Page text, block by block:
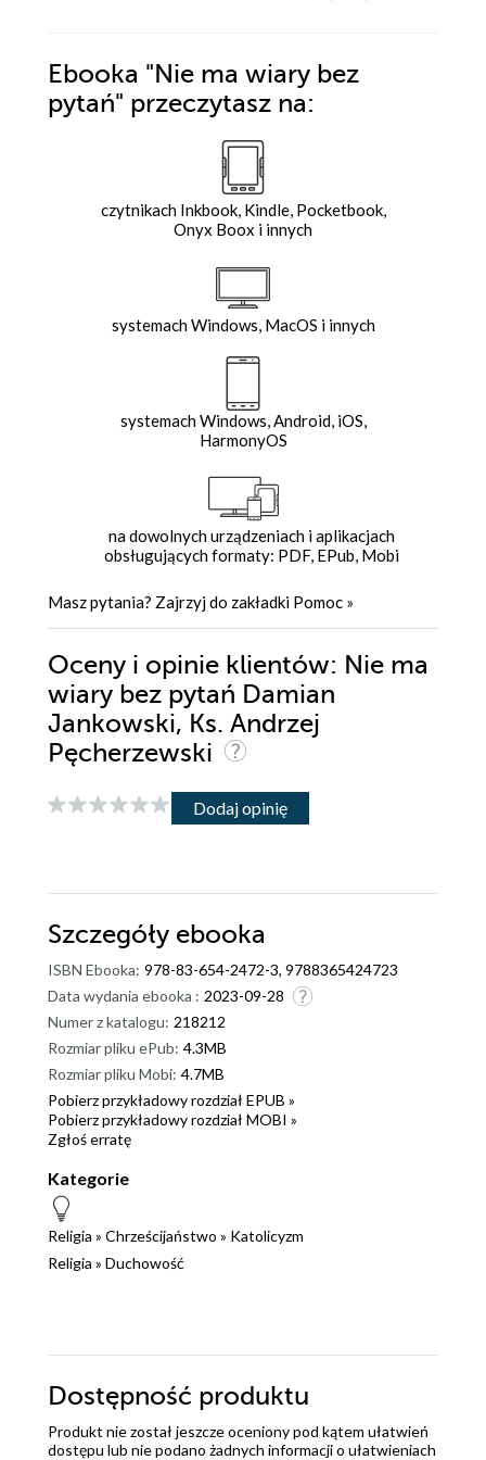
Ebooka "Nie ma wiary bez
pytań" przeczytasz na:
czytnikach Inkbook, Kindle, Pocketbook,
Onyx Boox i innych
systemach Windows, MacOS i innych
systemach Windows, Android, iOS,
HarmonyOS
na dowolnych urządzeniach i aplikacjach
obsługujących formaty: PDF, EPub, Mobi
Masz pytania? Zajrzyj do zakładki Pomoc »
Oceny i opinie klientów: Nie ma
wiary bez pytań Damian
Jankowski, Ks. Andrzej
Pęcherzewski
Dodaj opinię
Szczegóły ebooka
ISBN Ebooka: 978-83-654-2472-3, 9788365424723
Data wydania ebooka : 2023-09-28
Numer z katalogu: 218212
Rozmiar pliku ePub: 4.3MB
Rozmiar pliku Mobi: 4.7MB
Pobierz przykładowy rozdział EPUB »
Pobierz przykładowy rozdział MOBI »
Zgłoś erratę
Kategorie
Religia » Chrześcijaństwo » Katolicyzm
Religia » Duchowość
Dostępność produktu
Produkt nie został jeszcze oceniony pod kątem ułatwień
dostępu lub nie podano żadnych informacji o ułatwieniach